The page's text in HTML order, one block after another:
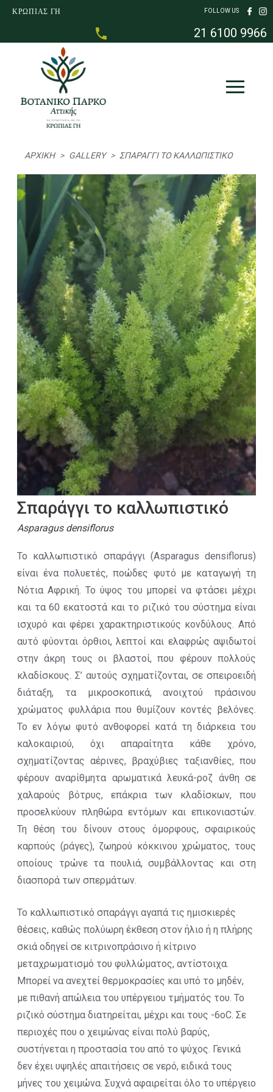
Παράκαμψη προς το κυρίως περιεχόμενο
ΚΡΩΠΙΑΣ ΓΗ FOLLOW US
21 6100 9966
ΑΡΧΙΚΉ GALLERY ΣΠΑΡΆΓΓΙ ΤΟ ΚΑΛΛΩΠΙΣΤΙΚΌ
Σπαράγγι το καλλωπιστικό
Asparagus densiflorus
Το καλλωπιστικό σπαράγγι (Asparagus densiflorus)
είναι ένα πολυετές, ποώδες φυτό με καταγωγή τη
Νότια Αφρική. Το ύψος του μπορεί να φτάσει μέχρι
και τα 60 εκατοστά και το ριζικό του σύστημα είναι
ισχυρό και φέρει χαρακτηριστικούς κονδύλους. Από
αυτό φύονται όρθιοι, λεπτοί και ελαφρώς αψιδωτοί
στην άκρη τους οι βλαστοί, που φέρουν πολλούς
κλαδίσκους. Σ’ αυτούς σχηματίζονται, σε σπειροειδή
διάταξη, τα μικροσκοπικά, ανοιχτού πράσινου
χρώματος φυλλάρια που θυμίζουν κοντές βελόνες.
Το εν λόγω φυτό ανθοφορεί κατά τη διάρκεια του
καλοκαιριού, όχι απαραίτητα κάθε χρόνο,
σχηματίζοντας αέρινες, βραχύβιες ταξιανθίες, που
φέρουν αναρίθμητα αρωματικά λευκά-ροζ άνθη σε
χαλαρούς βότρυς, επάκρια των κλαδίσκων, που
προσελκύουν πληθώρα εντόμων και επικονιαστών.
Τη θέση του δίνουν στους όμορφους, σφαιρικούς
καρπούς (ράγες), ζωηρού κόκκινου χρώματος, τους
οποίους τρώνε τα πουλιά, συμβάλλοντας και στη
διασπορά των σπερμάτων.
Το καλλωπιστικό σπαράγγι αγαπά τις ημισκιερές
θέσεις, καθώς πολύωρη έκθεση στον ήλιο ή η πλήρης
σκιά οδηγεί σε κιτρινοπράσινο ή κίτρινο
μεταχρωματισμό του φυλλώματος, αντίστοιχα.
Μπορεί να ανεχτεί θερμοκρασίες και υπό το μηδέν,
με πιθανή απώλεια του υπέργειου τμήματός του. Το
ριζικό σύστημα διατηρείται, μέχρι και τους -6οC. Σε
περιοχές που ο χειμώνας είναι πολύ βαρύς,
συστήνεται η προστασία του από το ψύχος. Γενικά
δεν έχει υψηλές απαιτήσεις σε νερό, ειδικά τους
μήνες του χειμώνα. Συχνά αφαιρείται όλο το υπέργειο